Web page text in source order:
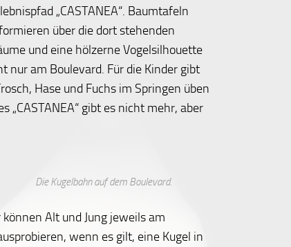
„CASTANEA“. Baumtafeln
über die dort stehenden
und eine hölzerne Vogelsilhouette
nur am Boulevard. Für die Kinder gibt
Hase und Fuchs im Springen üben
„CASTANEA“ gibt es nicht mehr, aber
Die Kugelbahn auf dem Boulevard.
Alt und Jung jeweils am
wenn es gilt, eine Kugel in